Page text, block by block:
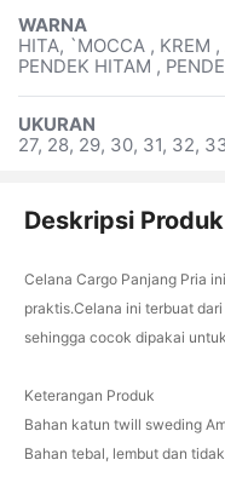
WARNA
HITA, `MOCCA , KREM
PENDEK HITAM ,
UKURAN
27, 28, 29, 30, 31, 32,
Deskripsi Produk
Celana Cargo Panjang Pria
praktis.Celana ini terbuat
sehingga cocok dipakai
Keterangan Produk
Bahan katun twill sweding
Bahan tebal, lembut dan